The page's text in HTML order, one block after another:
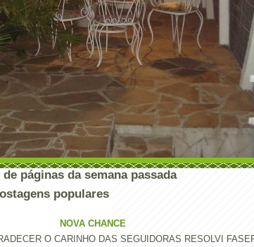
páginas da semana passada
populares
NOVA CHANCE
O CARINHO DAS SEGUIDORAS RESOLVI